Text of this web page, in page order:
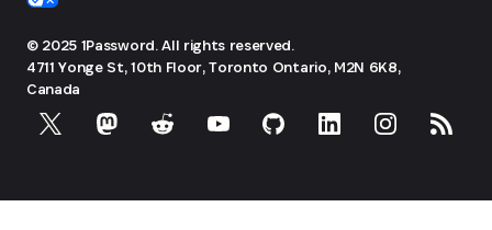
© 2025 1Password. All rights reserved.
4711 Yonge St, 10th Floor, Toronto Ontario, M2N 6K8,
Canada